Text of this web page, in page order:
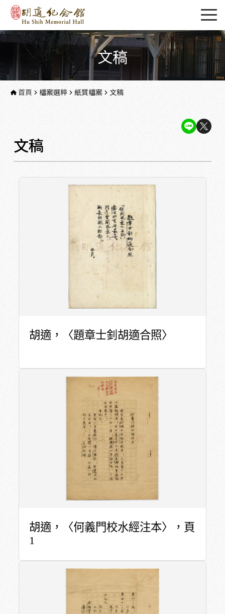
文稿
首頁 檔案選粹 紙質檔案 文稿
文稿
胡適，〈題章士釗胡適合照〉
胡適，〈何義門校水經注本〉，頁
1